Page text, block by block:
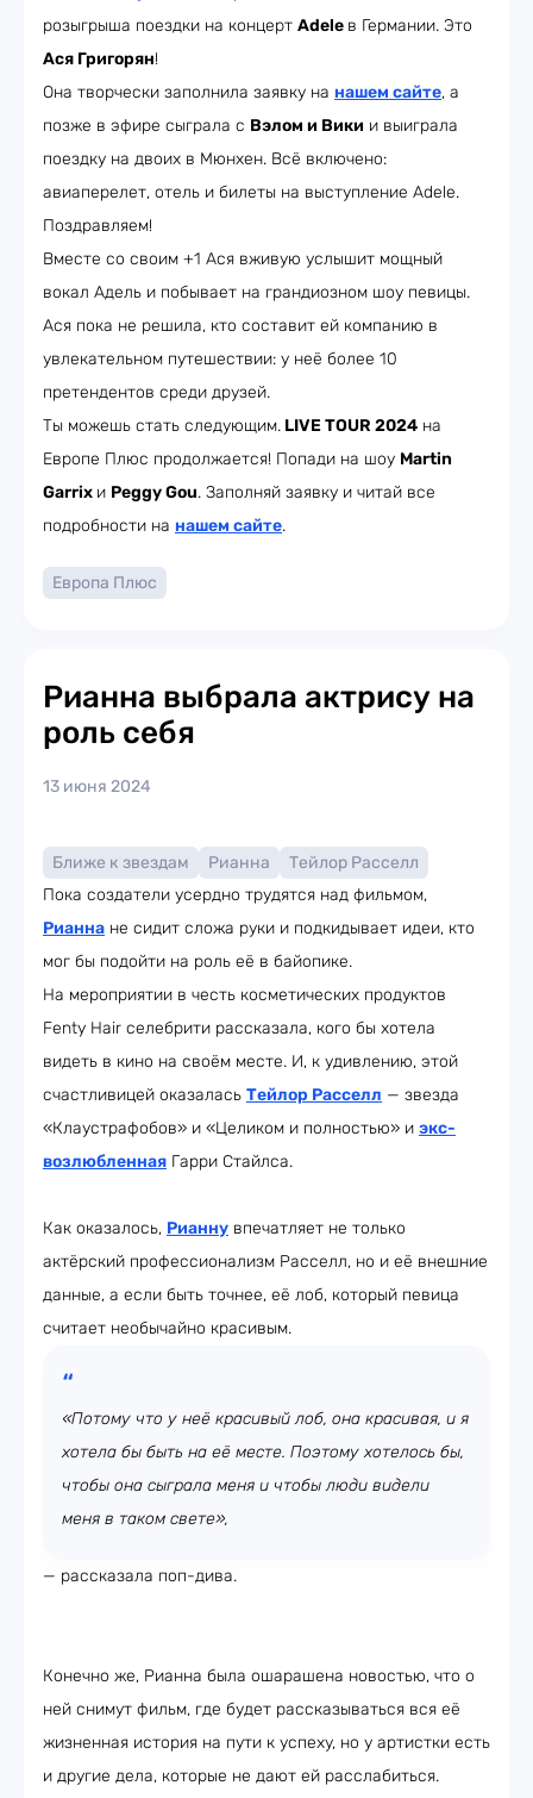
розыгрыша поездки на концерт Adele в Германии. Это
Ася Григорян!
Она творчески заполнила заявку на нашем сайте, а
позже в эфире сыграла с Вэлом и Вики и выиграла
поездку на двоих в Мюнхен. Всё включено:
авиаперелет, отель и билеты на выступление Adele.
Поздравляем!
Вместе со своим +1 Ася вживую услышит мощный
вокал Адель и побывает на грандиозном шоу певицы.
Ася пока не решила, кто составит ей компанию в
увлекательном путешествии: у неё более 10
претендентов среди друзей.
Ты можешь стать следующим. LIVE TOUR 2024 на
Европе Плюс продолжается! Попади на шоу Martin
Garrix и Peggy Gou. Заполняй заявку и читай все
подробности на нашем сайте.
Европа Плюс
Рианна выбрала актрису на
роль себя
13 июня 2024
Ближе к звездам Рианна
Тейлор Расселл
Пока создатели усердно трудятся над фильмом,
Рианна не сидит сложа руки и подкидывает идеи, кто
мог бы подойти на роль её в байопике.
На мероприятии в честь косметических продуктов
Fenty Hair селебрити рассказала, кого бы хотела
видеть в кино на своём месте. И, к удивлению, этой
счастливицей оказалась Тейлор Расселл — звезда
«Клаустрафобов» и «Целиком и полностью» и экс-
возлюбленная Гарри Стайлса.
Как оказалось, Рианну впечатляет не только
актёрский профессионализм Расселл, но и её внешние
данные, а если быть точнее, её лоб, который певица
считает необычайно красивым.
«Потому что у неё красивый лоб, она красивая, и я
хотела бы быть на её месте. Поэтому хотелось бы,
чтобы она сыграла меня и чтобы люди видели
меня в таком свете»,
— рассказала поп-дива.
Конечно же, Рианна была ошарашена новостью, что о
ней снимут фильм, где будет рассказываться вся её
жизненная история на пути к успеху, но у артистки есть
и другие дела, которые не дают ей расслабиться.